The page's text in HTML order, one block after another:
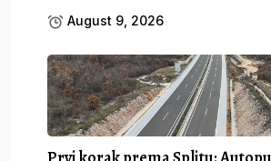
August 9, 2026